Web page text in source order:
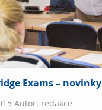
Exams – novinky
Autor: redakce